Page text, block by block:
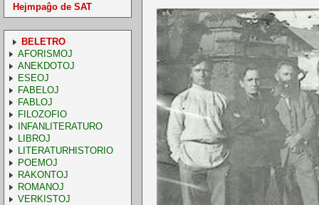
Hejmpaĝo de SAT
BELETRO
AFORISMOJ
ANEKDOTOJ
ESEOJ
FABELOJ
FABLOJ
FILOZOFIO
INFANLITERATURO
LIBROJ
LITERATURHISTORIO
POEMOJ
RAKONTOJ
ROMANOJ
VERKISTOJ